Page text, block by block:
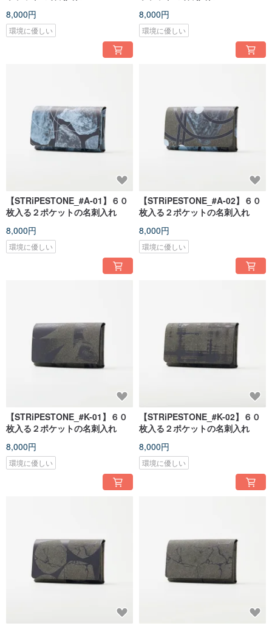
8,000円
環境に優しい
8,000円
環境に優しい
【STRiPESTONE_#A-01】６０
枚入る２ポケットの名刺入れ
8,000円
環境に優しい
【STRiPESTONE_#A-02】６０
枚入る２ポケットの名刺入れ
8,000円
環境に優しい
【STRiPESTONE_#K-01】６０
枚入る２ポケットの名刺入れ
8,000円
環境に優しい
【STRiPESTONE_#K-02】６０
枚入る２ポケットの名刺入れ
8,000円
環境に優しい